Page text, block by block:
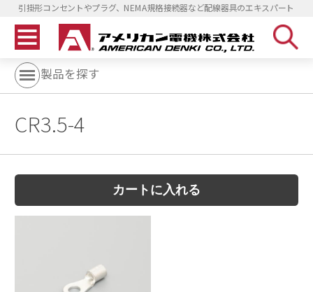
引掛形コンセントやプラグ、NEMA規格接続器など配線器具のエキスパート
製品を探す
CR3.5-4